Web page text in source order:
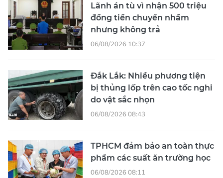
Lãnh án tù vì nhận 500 triệu
đồng tiền chuyển nhầm
nhưng không trả
06/08/2026 10:37
Đắk Lắk: Nhiều phương tiện
bị thủng lốp trên cao tốc nghi
do vật sắc nhọn
06/08/2026 08:43
TPHCM đảm bảo an toàn thực
phẩm các suất ăn trường học
06/08/2026 08:11